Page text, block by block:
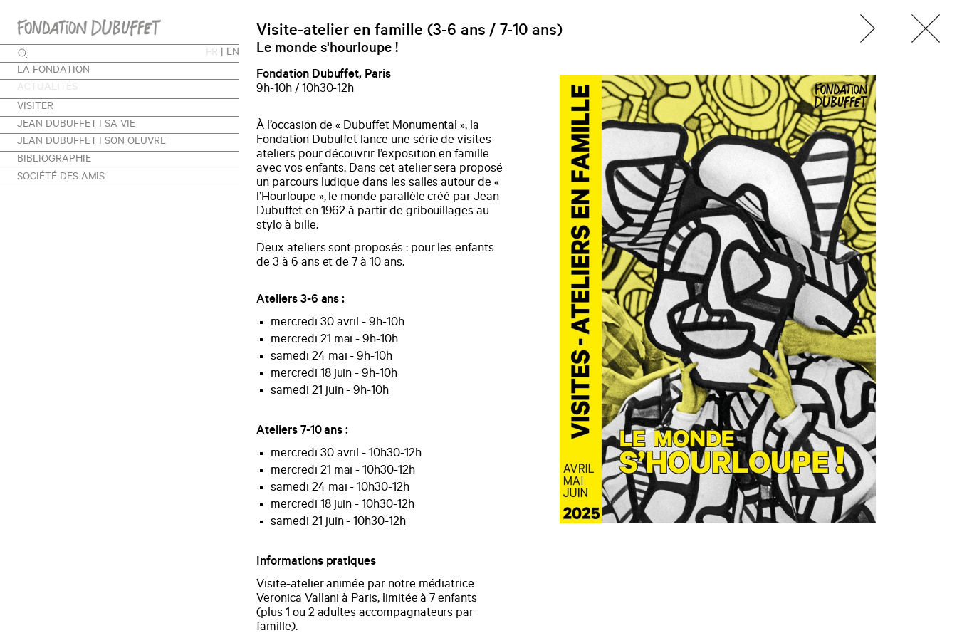
FR | EN
LA FONDATION
ACTUALITÉS
VISITER
JEAN DUBUFFET I SA VIE
JEAN DUBUFFET I SON OEUVRE
BIBLIOGRAPHIE
SOCIÉTÉ DES AMIS
Visite-atelier en famille (3-6 ans / 7-10 ans)
Le monde s'hourloupe !
Fondation Dubuffet, Paris
9h-10h / 10h30-12h
À l’occasion de « Dubuffet Monumental », la
Fondation Dubuffet lance une série de visites-
ateliers pour découvrir l’exposition en famille
avec vos enfants. Dans cet atelier sera proposé
un parcours ludique dans les salles autour de «
l’Hourloupe », le monde parallèle créé par Jean
Dubuffet en 1962 à partir de gribouillages au
stylo à bille.
Deux ateliers sont proposés : pour les enfants
de 3 à 6 ans et de 7 à 10 ans.
Ateliers 3-6 ans :
mercredi 30 avril - 9h-10h
mercredi 21 mai - 9h-10h
samedi 24 mai - 9h-10h
mercredi 18 juin - 9h-10h
samedi 21 juin - 9h-10h
Ateliers 7-10 ans :
mercredi 30 avril - 10h30-12h
mercredi 21 mai - 10h30-12h
samedi 24 mai - 10h30-12h
mercredi 18 juin - 10h30-12h
samedi 21 juin - 10h30-12h
Informations pratiques
Visite-atelier animée par notre médiatrice
Veronica Vallani à Paris, limitée à 7 enfants
(plus 1 ou 2 adultes accompagnateurs par
famille).